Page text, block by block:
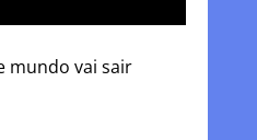
mundo vai sair